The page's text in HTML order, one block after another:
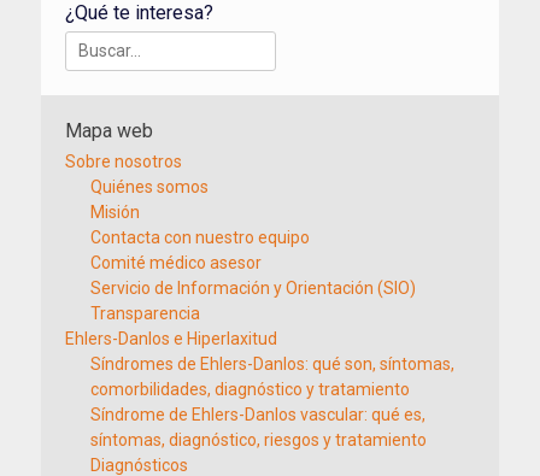
¿Qué te interesa?
Buscar:
Mapa web
Sobre nosotros
Quiénes somos
Misión
Contacta con nuestro equipo
Comité médico asesor
Servicio de Información y Orientación (SIO)
Transparencia
Ehlers-Danlos e Hiperlaxitud
Síndromes de Ehlers-Danlos: qué son, síntomas,
comorbilidades, diagnóstico y tratamiento
Síndrome de Ehlers-Danlos vascular: qué es,
síntomas, diagnóstico, riesgos y tratamiento
Diagnósticos